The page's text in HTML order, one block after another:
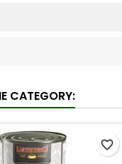
CATEGORY:
favorite_border